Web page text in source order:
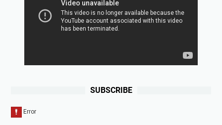
SUBSCRIBE